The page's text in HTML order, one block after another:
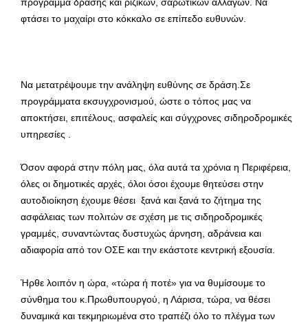
φτάσει το μαχαίρι στο κόκκαλο σε επίπεδο ευθυνών.
Να μετατρέψουμε την ανάληψη ευθύνης σε δράση.Σε
προγράμματα εκσυγχρονισμού, ώστε ο τόπος μας να
αποκτήσει, επιτέλους, ασφαλείς και σύγχρονες σιδηροδρομικές
υπηρεσίες .
Όσον αφορά στην πόλη μας, όλα αυτά τα χρόνια η Περιφέρεια,
όλες οι δημοτικές αρχές, όλοι όσοι έχουμε θητεύσει στην
αυτοδιοίκηση έχουμε θέσει ξανά και ξανά το ζήτημα της
ασφάλειας των πολιτών σε σχέση με τις σιδηροδρομικές
γραμμές, συναντώντας δυστυχώς άρνηση, αδράνεια και
αδιαφορία από τον ΟΣΕ και την εκάστοτε κεντρική εξουσία.
Ήρθε λοιπόν η ώρα, «τώρα ή ποτέ» για να θυμίσουμε το
σύνθημα του κ.Πρωθυπουργού, η Λάρισα, τώρα, να θέσει
δυναμικά και τεκμηριωμένα στο τραπέζι όλο το πλέγμα των